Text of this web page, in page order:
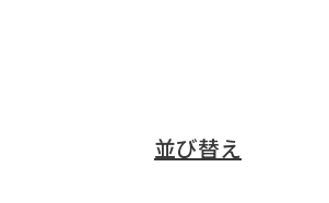
並び替え